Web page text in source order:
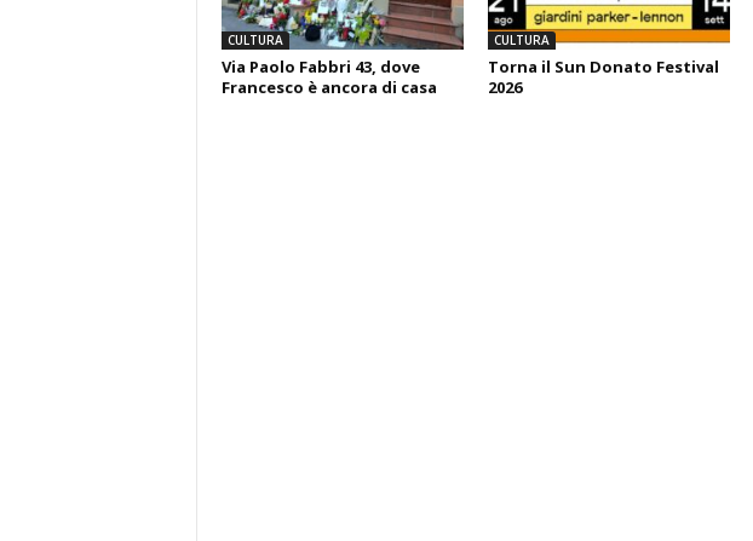
CULTURA
Via Paolo Fabbri 43, dove
Francesco è ancora di casa
CULTURA
Torna il Sun Donato Festival
2026